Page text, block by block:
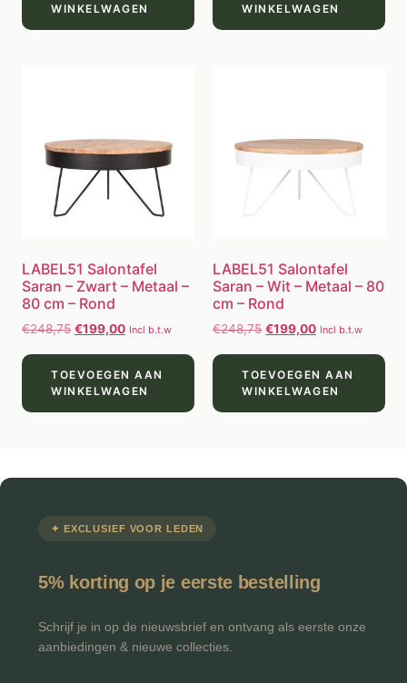
WINKELWAGEN
WINKELWAGEN
LABEL51 Salontafel
Saran – Zwart – Metaal –
80 cm – Rond
€248,75 €199,00 Incl b.t.w
TOEVOEGEN AAN
WINKELWAGEN
LABEL51 Salontafel
Saran – Wit – Metaal – 80
cm – Rond
€248,75 €199,00 Incl b.t.w
TOEVOEGEN AAN
WINKELWAGEN
✦ EXCLUSIEF VOOR LEDEN
5% korting op je eerste bestelling
Schrijf je in op de nieuwsbrief en ontvang als eerste onze
aanbiedingen & nieuwe collecties.